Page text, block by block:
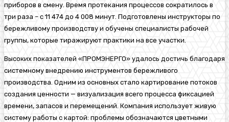
приборов в смену. Время протекания процессов сократилось в
три раза – с 11 474 до 4 008 минут. Подготовлены инструкторы по
бережливому производству и обучены специалисты рабочей
группы, которые тиражируют практики на все участки.
Высоких показателей «ПРОМЭНЕРГО» удалось достичь благодаря
системному внедрению инструментов бережливого
производства. Одним из основных стало картирование потоков
создания ценности — визуализация всего процесса фиксацией
времени, запасов и перемещений. Компания использует живую
систему работы с картой: проблемы обозначаются цветными